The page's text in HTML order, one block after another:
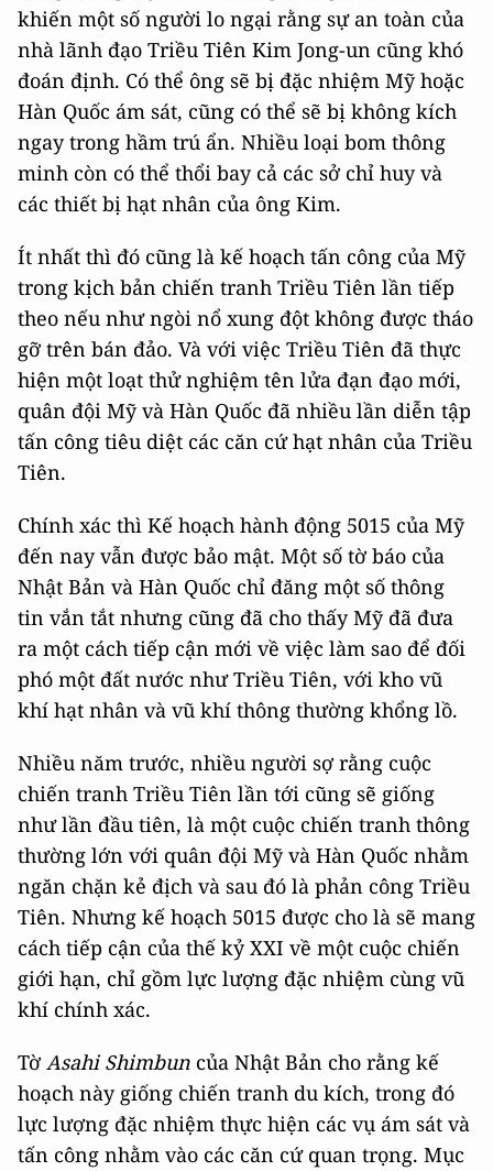
khiến một số người lo ngại rằng sự an toàn của
nhà lãnh đạo Triều Tiên Kim Jong-un cũng khó
đoán định. Có thể ông sẽ bị đặc nhiệm Mỹ hoặc
Hàn Quốc ám sát, cũng có thể sẽ bị không kích
ngay trong hầm trú ẩn. Nhiều loại bom thông
minh còn có thể thổi bay cả các sở chỉ huy và
các thiết bị hạt nhân của ông Kim.
Ít nhất thì đó cũng là kế hoạch tấn công của Mỹ
trong kịch bản chiến tranh Triều Tiên lần tiếp
theo nếu như ngòi nổ xung đột không được tháo
gỡ trên bán đảo. Và với việc Triều Tiên đã thực
hiện một loạt thử nghiệm tên lửa đạn đạo mới,
quân đội Mỹ và Hàn Quốc đã nhiều lần diễn tập
tấn công tiêu diệt các căn cứ hạt nhân của Triều
Tiên.
Chính xác thì Kế hoạch hành động 5015 của Mỹ
đến nay vẫn được bảo mật. Một số tờ báo của
Nhật Bản và Hàn Quốc chỉ đăng một số thông
tin vắn tắt nhưng cũng đã cho thấy Mỹ đã đưa
ra một cách tiếp cận mới về việc làm sao để đối
phó một đất nước như Triều Tiên, với kho vũ
khí hạt nhân và vũ khí thông thường khổng lồ.
Nhiều năm trước, nhiều người sợ rằng cuộc
chiến tranh Triều Tiên lần tới cũng sẽ giống
như lần đầu tiên, là một cuộc chiến tranh thông
thường lớn với quân đội Mỹ và Hàn Quốc nhằm
ngăn chặn kẻ địch và sau đó là phản công Triều
Tiên. Nhưng kế hoạch 5015 được cho là sẽ mang
cách tiếp cận của thế kỷ XXI về một cuộc chiến
giới hạn, chỉ gồm lực lượng đặc nhiệm cùng vũ
khí chính xác.
Tờ Asahi Shimbun của Nhật Bản cho rằng kế
hoạch này giống chiến tranh du kích, trong đó
lực lượng đặc nhiệm thực hiện các vụ ám sát và
tấn công nhằm vào các căn cứ quan trọng. Mục